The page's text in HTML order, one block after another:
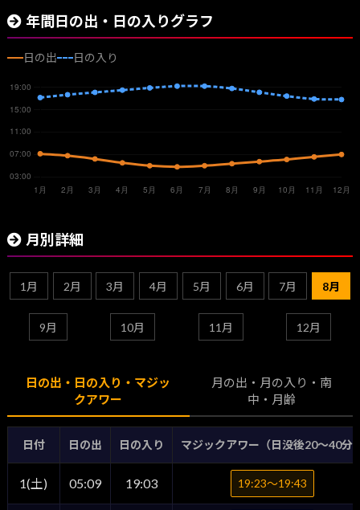
年間日の出・日の入りグラフ
日の出 日の入り
月別詳細
1月 2月 3月 4月 5月 6月 7月 8月
9月 10月 11月 12月
日の出・日の入り・マジッ
クアワー
月の出・月の入り・南
中・月齢
日付 日の出 日の入り マジックアワー（日没後20〜40分
1(土) 05:09 19:03 19:23〜19:43